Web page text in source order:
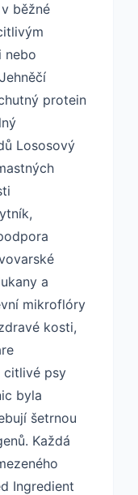
běžné
nebo
protein
Lososový
a
mikroflóry
kosti,
citlivé psy
byla
šetrnou
Každá
Ingredient